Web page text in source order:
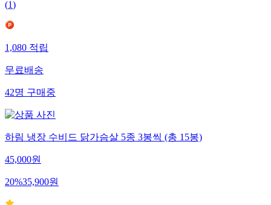
(1)
1,080적립
무료배송
42명구매중
하림 냉장 수비드 닭가슴살 5종 3봉씩 (총 15봉)
45,000원
20%35,900원